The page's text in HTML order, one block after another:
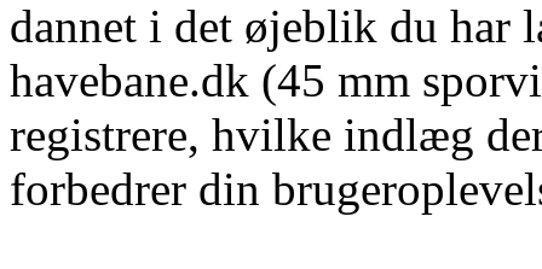
dannet i det øjeblik du
havebane.dk (45 mm
registrere, hvilke indlæg
forbedrer din